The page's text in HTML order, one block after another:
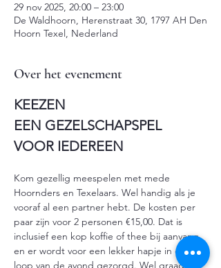
29 nov 2025, 20:00 – 23:00
De Waldhoorn, Herenstraat 30, 1797 AH Den
Hoorn Texel, Nederland
Over het evenement
KEEZEN
EEN GEZELSCHAPSPEL
VOOR IEDEREEN
Kom gezellig meespelen met mede
Hoornders en Texelaars. Wel handig als je
vooraf al een partner hebt. De kosten per
paar zijn voor 2 personen €15,00. Dat is
inclusief een kop koffie of thee bij aanvang
en er wordt voor een lekker hapje in de
loop van de avond gezorgd. Wel graag van